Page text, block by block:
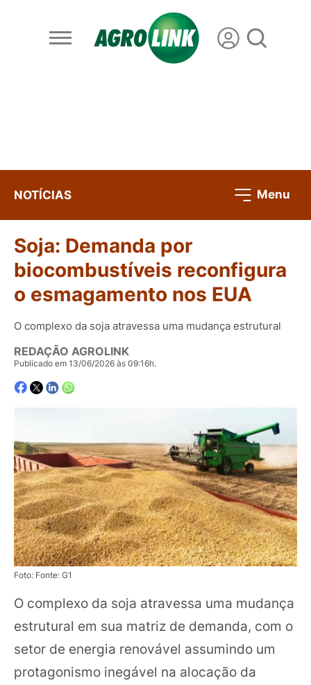
NOTÍCIAS Menu
Soja: Demanda por
biocombustíveis reconfigura
o esmagamento nos EUA
O complexo da soja atravessa uma mudança estrutural
REDAÇÃO AGROLINK
Publicado em 13/06/2026 às 09:16h.
Foto: Fonte: G1
O complexo da soja atravessa uma mudança
estrutural em sua matriz de demanda, com o
setor de energia renovável assumindo um
protagonismo inegável na alocação da